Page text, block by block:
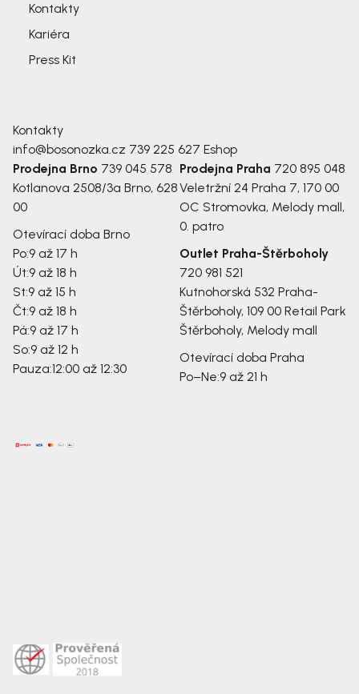
Kontakty
Kariéra
Press Kit
Kontakty
info@bosonozka.cz 739 225 627 Eshop
Prodejna Brno 739 045 578
Kotlanova 2508/3a Brno, 628
00
Otevírací doba Brno
Po:9 až 17 h
Út:9 až 18 h
St:9 až 15 h
Čt:9 až 18 h
Pá:9 až 17 h
So:9 až 12 h
Pauza:12:00 až 12:30
Prodejna Praha 720 895 048
Veletržní 24 Praha 7, 170 00
OC Stromovka, Melody mall,
0. patro
Outlet Praha-Štěrboholy
720 981 521
Kutnohorská 532 Praha-
Štěrboholy, 109 00 Retail Park
Štěrboholy, Melody mall
Otevírací doba Praha
Po–Ne:9 až 21 h